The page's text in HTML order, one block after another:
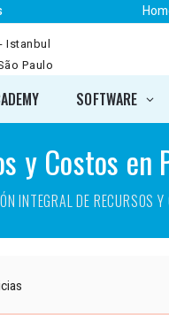
Istanbul
Paulo
SOFTWARE
y Costos
INTEGRAL DE RECURSOS